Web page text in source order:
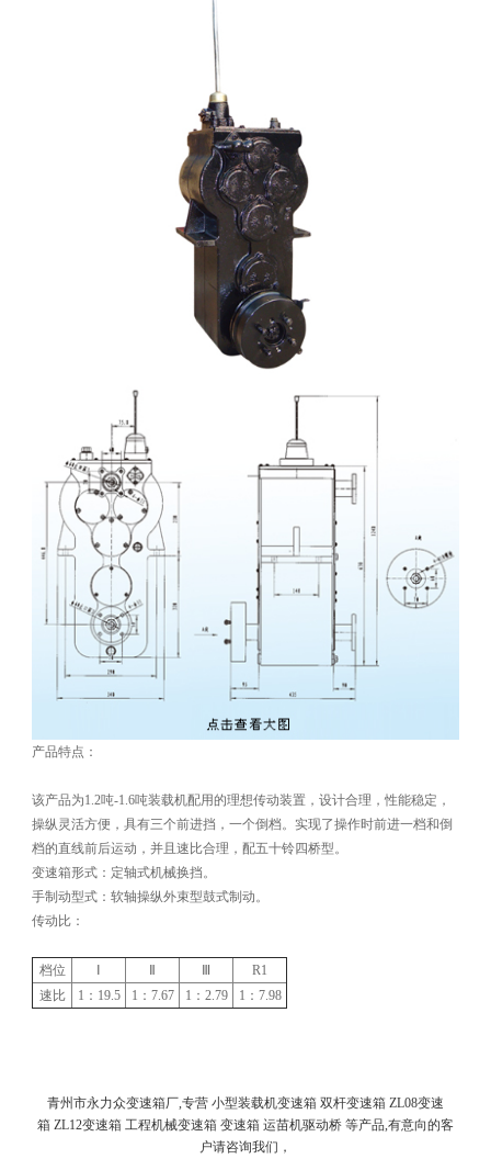
产品特点：
该产品为1.2吨-1.6吨装载机配用的理想传动装置，设计合理，性能稳定，
操纵灵活方便，具有三个前进挡，一个倒档。实现了操作时前进一档和倒
档的直线前后运动，并且速比合理，配五十铃四桥型。
变速箱形式：定轴式机械换挡。
手制动型式：软轴操纵外束型鼓式制动。
传动比：
档位
R1
速比
1：19.5 1：7.67 1：2.79 1：7.98
青州市永力众变速箱厂,专营 小型装载机变速箱 双杆变速箱 ZL08变速
箱 ZL12变速箱 工程机械变速箱 变速箱 运苗机驱动桥 等产品,有意向的客
户请咨询我们，